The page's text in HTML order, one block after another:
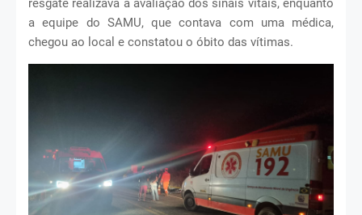
resgate realizava a avaliação dos sinais vitais, enquanto
a equipe do SAMU, que contava com uma médica,
chegou ao local e constatou o óbito das vítimas.